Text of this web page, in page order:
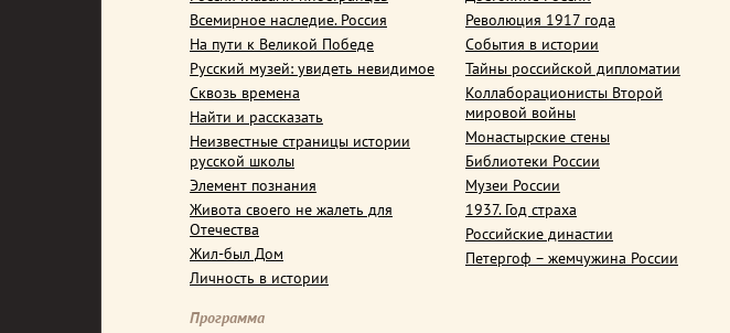
Всемирное наследие. Россия
На пути к Великой Победе
Русский музей: увидеть невидимое
Сквозь времена
Найти и рассказать
Неизвестные страницы истории
русской школы
Элемент познания
Живота своего не жалеть для
Отечества
Жил-был Дом
Личность в истории
Революция 1917 года
События в истории
Тайны российской дипломатии
Коллаборационисты Второй
мировой войны
Монастырские стены
Библиотеки России
Музеи России
1937. Год страха
Российские династии
Петергоф – жемчужина России
Программа